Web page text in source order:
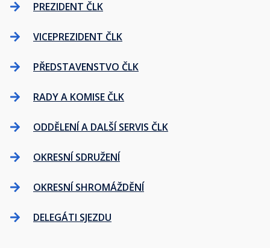
PREZIDENT ČLK
VICEPREZIDENT ČLK
PŘEDSTAVENSTVO ČLK
RADY A KOMISE ČLK
ODDĚLENÍ A DALŠÍ SERVIS ČLK
OKRESNÍ SDRUŽENÍ
OKRESNÍ SHROMÁŽDĚNÍ
DELEGÁTI SJEZDU